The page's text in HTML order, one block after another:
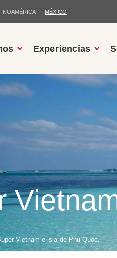
MÉXICO
Experiencias
Vietnam e isla de Phu Quoc.